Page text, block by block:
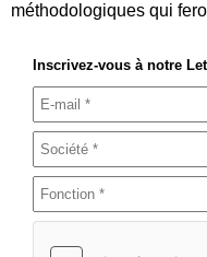
méthodologiques qui
Inscrivez-vous à notre